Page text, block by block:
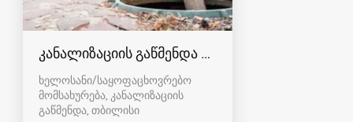
კანალიზაციის გაწმენდა თბილისი 557554000
ხელოსანი/საყოფაცხოვრებო
მომსახურება, კანალიზაციის
გაწმენდა თბილისი